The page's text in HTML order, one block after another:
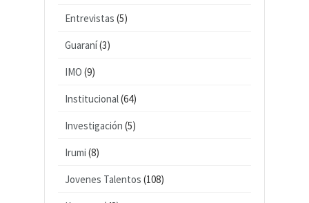
Entrevistas (5)
Guaraní(3)
IMO (9)
Institucional(64)
Investigación (5)
Irumi (8)
Jovenes Talentos (108)